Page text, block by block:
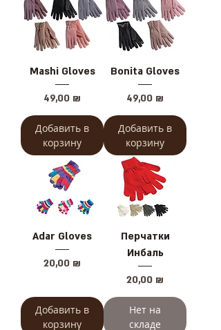
Mashi Gloves
Цена
49,00 ₪
Добавить в
корзину
Bonita Gloves
Цена
49,00 ₪
Добавить в
корзину
Adar Gloves
Цена
20,00 ₪
Добавить в
корзину
Перчатки
Инбаль
Цена
20,00 ₪
Нет на
складе